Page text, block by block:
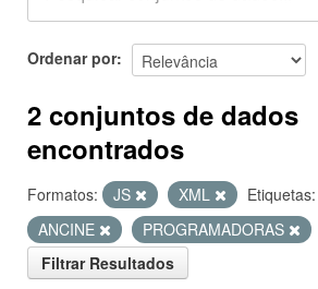
SOBRE
Ordenar por
2 conjuntos de dados
encontrados
Formatos: JS XML Etiquetas:
ANCINE
PROGRAMADORAS
Filtrar Resultados